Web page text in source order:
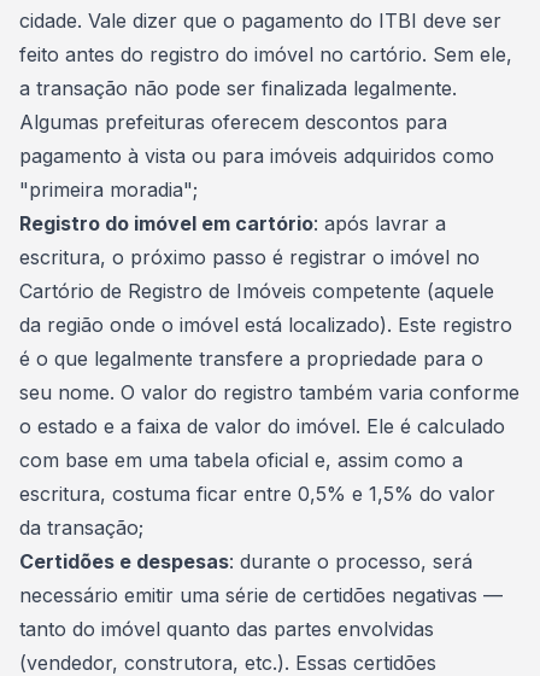
cidade. Vale dizer que o pagamento do ITBI deve ser
feito antes do registro do imóvel no cartório. Sem ele,
a transação não pode ser finalizada legalmente.
Algumas prefeituras oferecem descontos para
pagamento à vista ou para imóveis adquiridos como
"primeira moradia";
Registro do imóvel em cartório: após lavrar a
escritura, o próximo passo é registrar o imóvel no
Cartório de Registro de Imóveis competente (aquele
da região onde o imóvel está localizado). Este registro
é o que legalmente transfere a propriedade para o
seu nome. O valor do registro também varia conforme
o estado e a faixa de valor do imóvel. Ele é calculado
com base em uma tabela oficial e, assim como a
escritura, costuma ficar entre 0,5% e 1,5% do valor
da transação;
Certidões e despesas: durante o processo, será
necessário emitir uma série de certidões negativas —
tanto do imóvel quanto das partes envolvidas
(vendedor, construtora, etc.). Essas certidões